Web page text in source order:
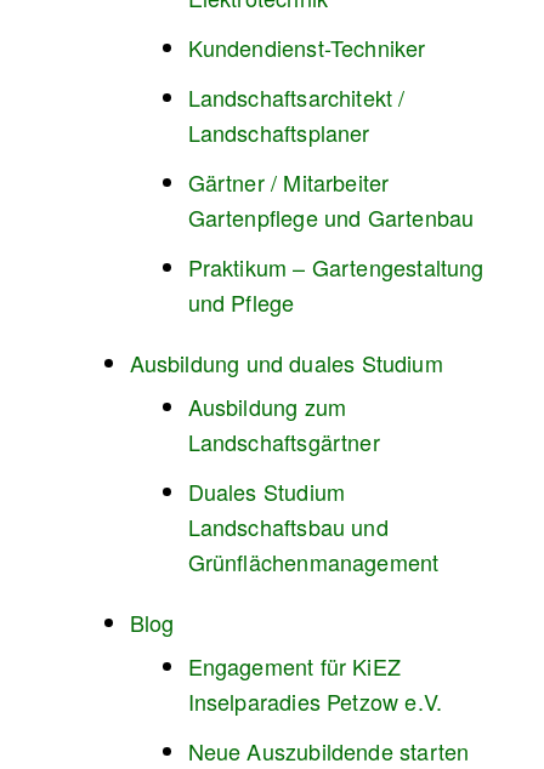
Kundendienst-Techniker
Landschaftsarchitekt /
Landschaftsplaner
Gärtner / Mitarbeiter
Gartenpflege und Gartenbau
Praktikum – Gartengestaltung
und Pflege
Ausbildung und duales Studium
Ausbildung zum
Landschaftsgärtner
Duales Studium
Landschaftsbau und
Grünflächenmanagement
Blog
Engagement für KiEZ
Inselparadies Petzow e.V.
Neue Auszubildende starten